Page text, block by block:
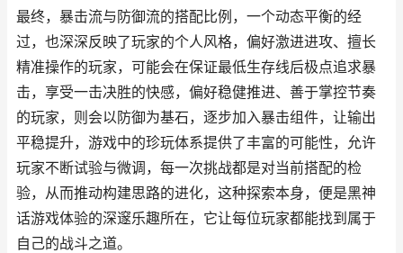
最终，暴击流与防御流的搭配比例，一个动态平衡的经
过，也深深反映了玩家的个人风格，偏好激进进攻、擅长
精准操作的玩家，可能会在保证最低生存线后极点追求暴
击，享受一击决胜的快感，偏好稳健推进、善于掌控节奏
的玩家，则会以防御为基石，逐步加入暴击组件，让输出
平稳提升，游戏中的珍玩体系提供了丰富的可能性，允许
玩家不断试验与微调，每一次挑战都是对当前搭配的检
验，从而推动构建思路的进化，这种探索本身，便是黑神
话游戏体验的深邃乐趣所在，它让每位玩家都能找到属于
自己的战斗之道。